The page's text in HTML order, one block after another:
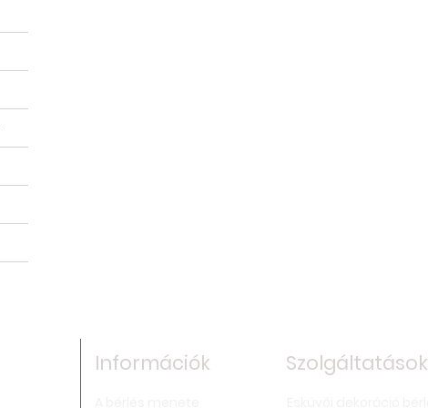
Információk Szolgáltatások